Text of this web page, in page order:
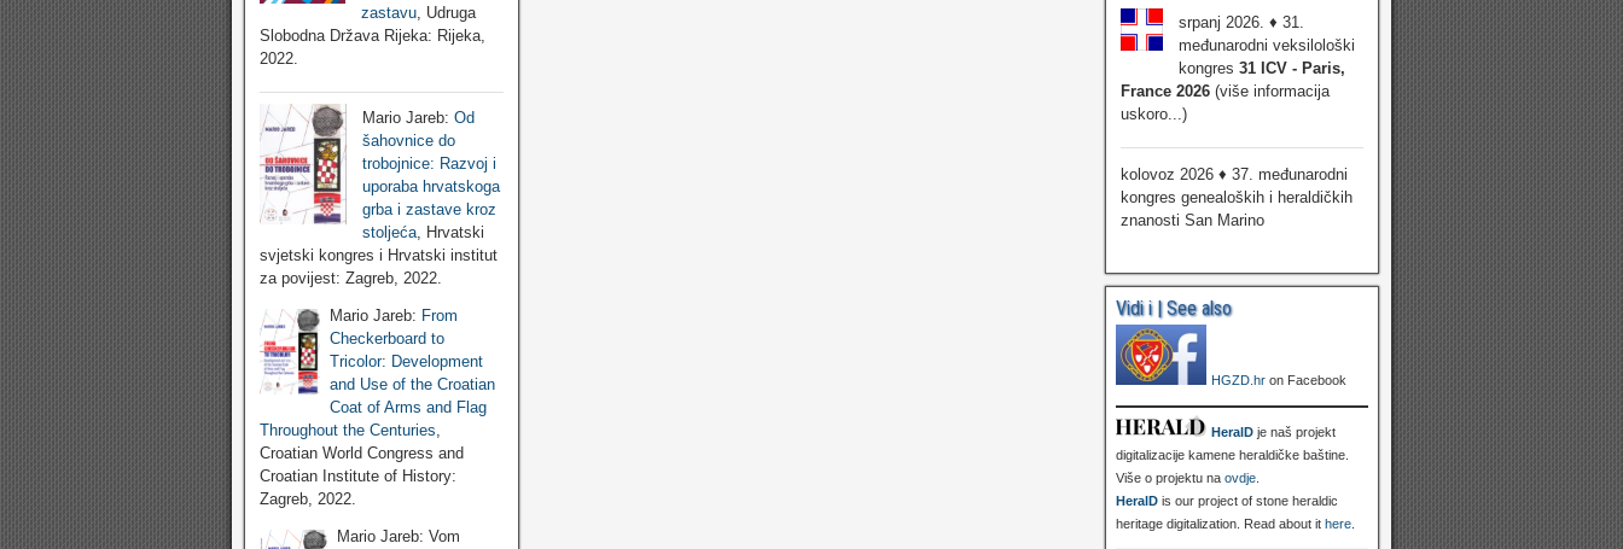
zastavu, Udruga
Slobodna Država Rijeka: Rijeka,
2022.
Mario Jareb: Od
šahovnice do
trobojnice: Razvoj i
uporaba hrvatskoga
grba i zastave kroz
stoljeća, Hrvatski
svjetski kongres i Hrvatski institut
za povijest: Zagreb, 2022.
Mario Jareb: From
Checkerboard to
Tricolor: Development
and Use of the Croatian
Coat of Arms and Flag
Throughout the Centuries,
Croatian World Congress and
Croatian Institute of History:
Zagreb, 2022.
Mario Jareb: Vom
srpanj 2026. ♦ 31.
međunarodni veksilološki
kongres 31 ICV - Paris,
France 2026(više informacija
uskoro...)
kolovoz 2026 ♦ 37. međunarodni
kongres genealoških i heraldičkih
znanosti San Marino
Vidi i | See also
HGZD.hron Facebook
HeralDje naš projekt
digitalizacije kamene heraldičke baštine.
Više o projektu na ovdje.
HeralDis our project of stone heraldic
heritage digitalization. Read about it here.